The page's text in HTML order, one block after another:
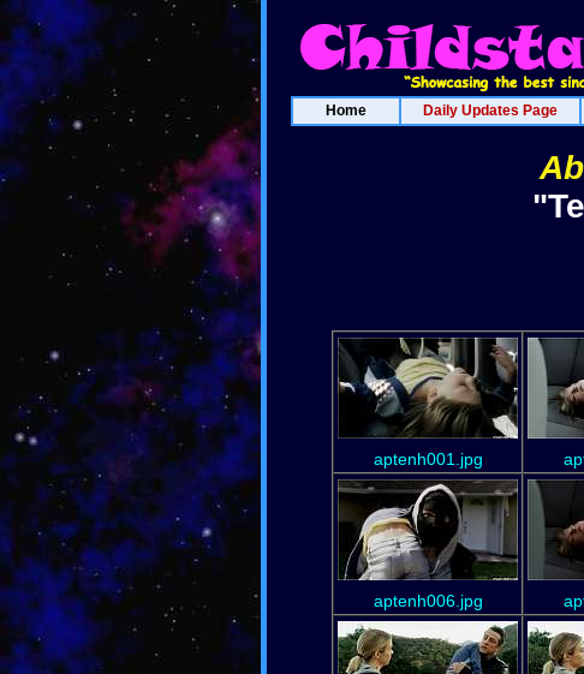
Home Daily Updates Page
aptenh001.jpg
aptenh006.jpg